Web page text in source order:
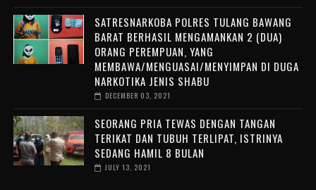
SATRESNARKOBA POLRES TULANG BAWANG
BARAT BERHASIL MENGAMANKAN 2 (DUA)
ORANG PEREMPUAN, YANG
MEMBAWA/MENGUASAI/MENYIMPAN DI DUGA
NARKOTIKA JENIS SHABU
DECEMBER 03, 2021
SEORANG PRIA TEWAS DENGAN TANGAN
TERIKAT DAN TUBUH TERLIPAT, ISTRINYA
SEDANG HAMIL 8 BULAN
JULY 13, 2021